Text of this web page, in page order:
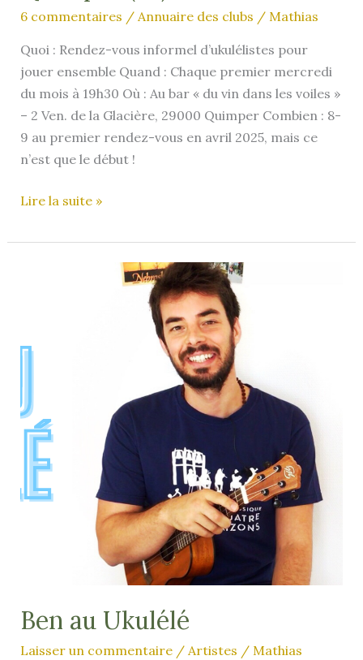
6 commentaires / Annuaire des clubs / Mathias
Quoi : Rendez-vous informel d’ukulélistes pour
jouer ensemble Quand : Chaque premier mercredi
du mois à 19h30 Où : Au bar « du vin dans les voiles »
– 2 Ven. de la Glacière, 29000 Quimper Combien : 8-
9 au premier rendez-vous en avril 2025, mais ce
n’est que le début !
Ukulele
Ensemble
Lire la suite »
Ben au Ukulélé
Laisser un commentaire / Artistes / Mathias